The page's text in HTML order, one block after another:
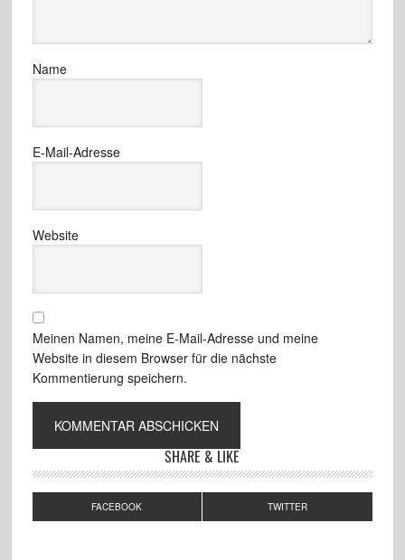
Name
E-Mail-Adresse
Website
Meinen Namen, meine E-Mail-Adresse und meine
Website in diesem Browser für die nächste
Kommentierung speichern.
SHARE & LIKE
FACEBOOK TWITTER